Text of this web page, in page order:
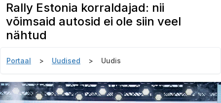
Rally Estonia korraldajad: nii
võimsaid autosid ei ole siin veel
nähtud
Portaal Uudised Uudis